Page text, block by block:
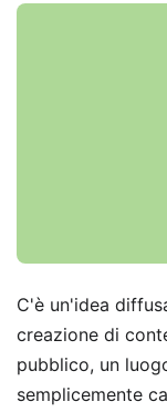
C'è un'idea
creazione di
pubblico, un
semplicemente